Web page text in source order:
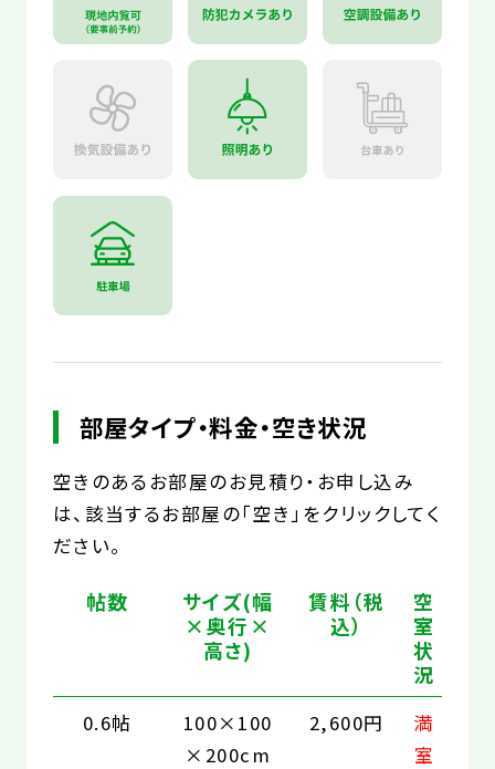
部屋タイプ・料金・空き状況
空きのあるお部屋のお見積り・お申し込み
は、該当するお部屋の「空き」をクリックしてく
ださい。
帖数
サイズ(幅
×奥行×
高さ)
賃料（税
込）
空
室
状
況
0.6帖
100×100
×200cm
2,600円
満
室